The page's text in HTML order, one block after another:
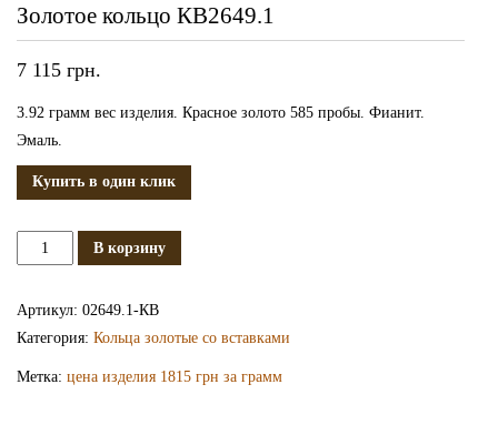
Золотое кольцо КВ2649.1
7 115 грн.
3.92 грамм вес изделия. Красное золото 585 пробы. Фианит.
Эмаль.
Купить в один клик
КоличествоВ корзину
Артикул: 02649.1-КВ
Категория: Кольца золотые со вставками
Метка: цена изделия 1815 грн за грамм